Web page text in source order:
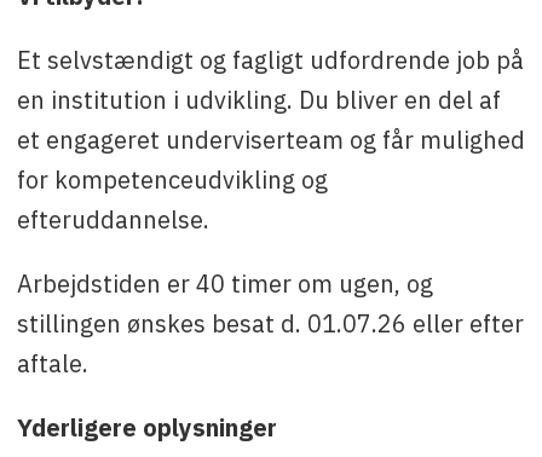
Et selvstændigt og fagligt udfordrende job på
en institution i udvikling. Du bliver en del af
et engageret underviserteam og får mulighed
for kompetenceudvikling og
efteruddannelse.
Arbejdstiden er 40 timer om ugen, og
stillingen ønskes besat d. 01.07.26 eller efter
aftale.
Yderligere oplysninger